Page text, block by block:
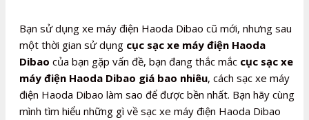
Bạn sử dụng xe máy điện Haoda Dibao cũ mới, nhưng sau
một thời gian sử dụng cục sạc xe máy điện Haoda
Dibao của bạn gặp vấn đề, bạn đang thắc mắc cục sạc xe
máy điện Haoda Dibao giá bao nhiêu, cách sạc xe máy
điện Haoda Dibao làm sao để được bền nhất. Bạn hãy cùng
mình tìm hiểu những gì về sạc xe máy điện Haoda Dibao